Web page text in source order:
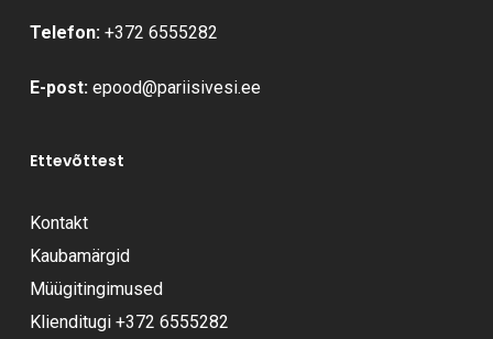
Telefon: +372 6555282
E-post: epood@pariisivesi.ee
Ettevõttest
Kontakt
Kaubamärgid
Müügitingimused
Klienditugi +372 6555282